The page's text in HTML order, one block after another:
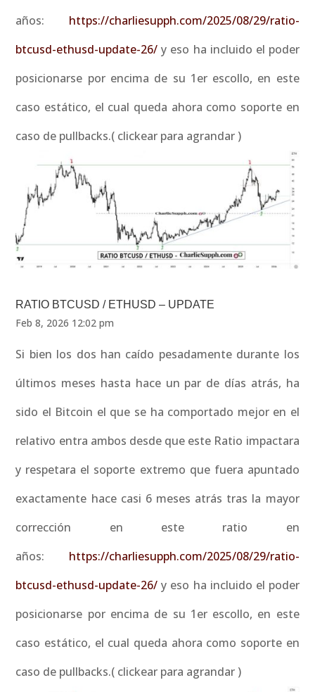
años: https://charliesupph.com/2025/08/29/ratio-
btcusd-ethusd-update-26/ y eso ha incluido el poder
posicionarse por encima de su 1er escollo, en este
caso estático, el cual queda ahora como soporte en
caso de pullbacks.( clickear para agrandar )
RATIO BTCUSD / ETHUSD – UPDATE
Feb 8, 2026 12:02 pm
Si bien los dos han caído pesadamente durante los
últimos meses hasta hace un par de días atrás, ha
sido el Bitcoin el que se ha comportado mejor en el
relativo entra ambos desde que este Ratio impactara
y respetara el soporte extremo que fuera apuntado
exactamente hace casi 6 meses atrás tras la mayor
corrección en este ratio en
años: https://charliesupph.com/2025/08/29/ratio-
btcusd-ethusd-update-26/ y eso ha incluido el poder
posicionarse por encima de su 1er escollo, en este
caso estático, el cual queda ahora como soporte en
caso de pullbacks.( clickear para agrandar )